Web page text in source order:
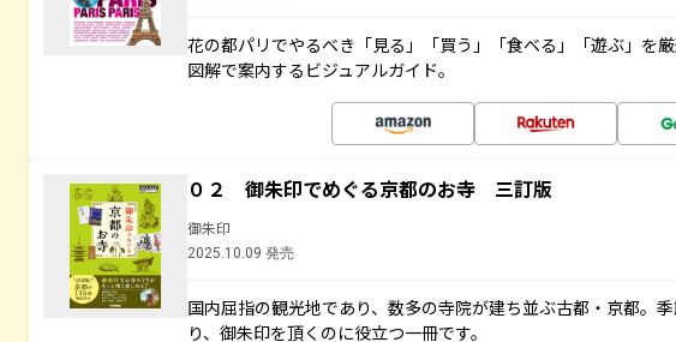
花の都パリでやるべき「見る」「買う」「食べる」「遊ぶ」を
図解で案内するビジュアルガイド。
０２ 御朱印でめぐる京都のお寺 三訂版
御朱印
2025.10.09 発売
国内屈指の観光地であり、数多の寺院が建ち並ぶ古都・京都。
り、御朱印を頂くのに役立つ一冊です。